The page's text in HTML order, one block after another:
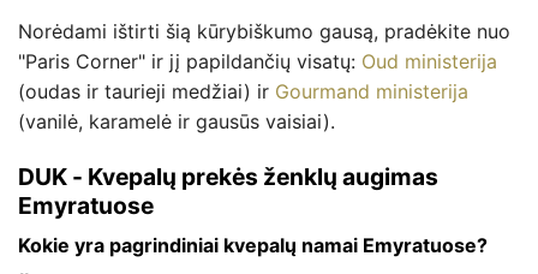
Norėdami ištirti šią kūrybiškumo gausą, pradėkite nuo
"Paris Corner" ir jį papildančių visatų: Oud ministerija
(oudas ir taurieji medžiai) ir Gourmand ministerija
(vanilė, karamelė ir gausūs vaisiai).
DUK - Kvepalų prekės ženklų augimas
Emyratuose
Kokie yra pagrindiniai kvepalų namai Emyratuose?